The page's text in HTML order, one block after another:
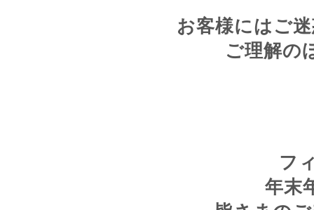
お客様にはご
ご理解の
フ
年末